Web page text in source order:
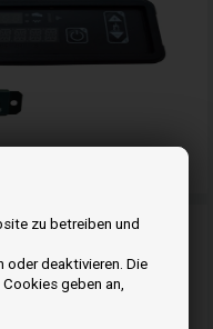
zu betreiben und
oder deaktivieren. Die
geben an,